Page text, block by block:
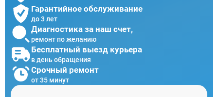
Гарантийное обслуживание
до 3 лет
Диагностика за наш счет,
ремонт по желанию
Бесплатный выезд курьера
в день обращения
Срочный ремонт
от 35 минут